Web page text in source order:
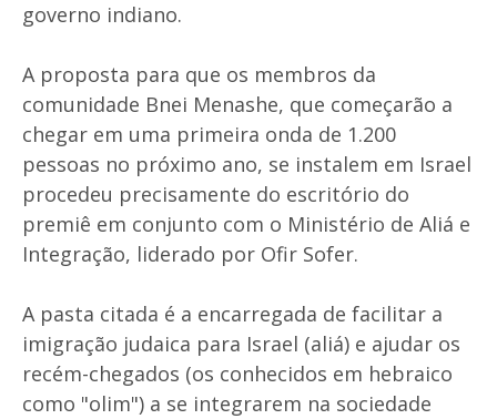
governo indiano.
A proposta para que os membros da
comunidade Bnei Menashe, que começarão a
chegar em uma primeira onda de 1.200
pessoas no próximo ano, se instalem em Israel
procedeu precisamente do escritório do
premiê em conjunto com o Ministério de Aliá e
Integração, liderado por Ofir Sofer.
A pasta citada é a encarregada de facilitar a
imigração judaica para Israel (aliá) e ajudar os
recém-chegados (os conhecidos em hebraico
como "olim") a se integrarem na sociedade